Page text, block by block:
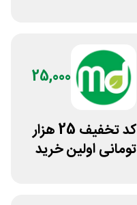
25,000
کد تخفیف 25 هزار
تومانی اولین خرید